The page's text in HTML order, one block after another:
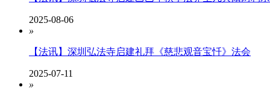
2025-08-06
»
【法讯】深圳弘法寺启建礼拜《慈悲观音宝忏》法会
2025-07-11
»